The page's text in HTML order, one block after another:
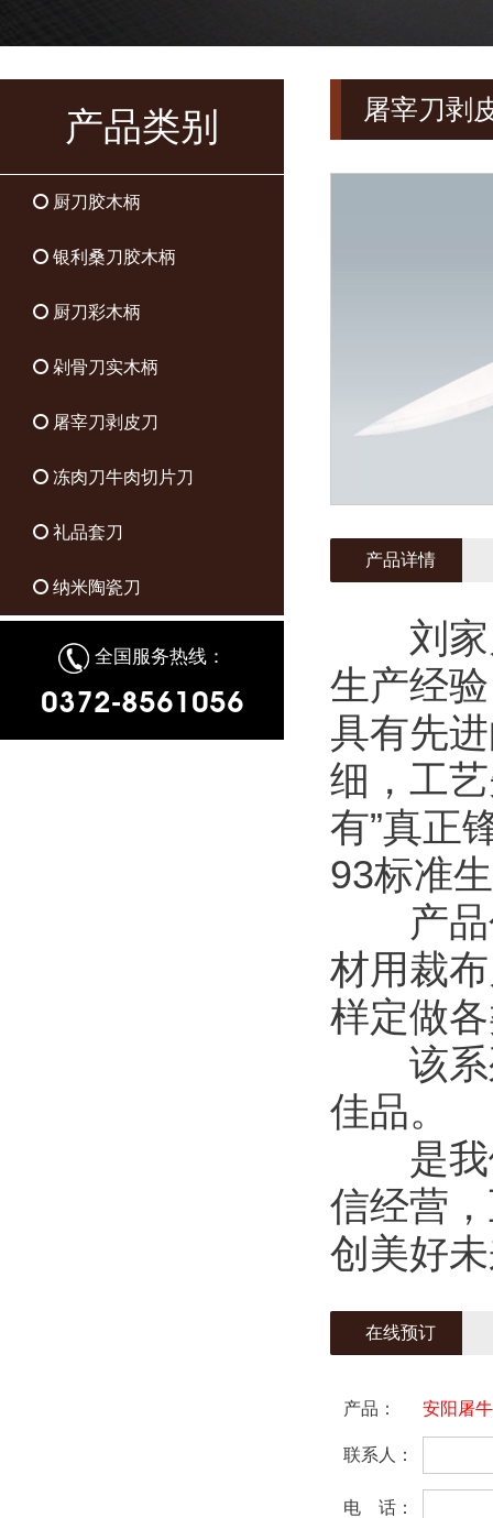
产品类别
厨刀胶木柄
银利桑刀胶木柄
厨刀彩木柄
剁骨刀实木柄
屠宰刀剥皮刀
冻肉刀牛肉切片刀
礼品套刀
纳米陶瓷刀
全国服务热线：
0372-8561056
屠宰刀剥
产品详情
刘家刀
生产经
具有先
细，工
有”真正
93标准
产品包
材用裁
样定做
该系列
佳品。
是我们
信经营
创美好
在线预订
产品： 安阳屠
联系人：
电 话：